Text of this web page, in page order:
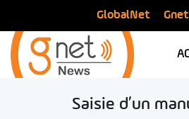
GlobalNet
Saisie d’un